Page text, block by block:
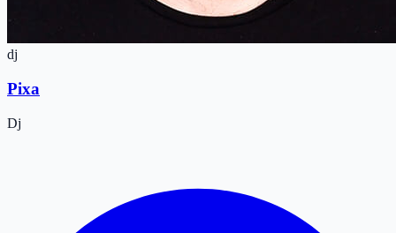
dj
Pixa
Dj